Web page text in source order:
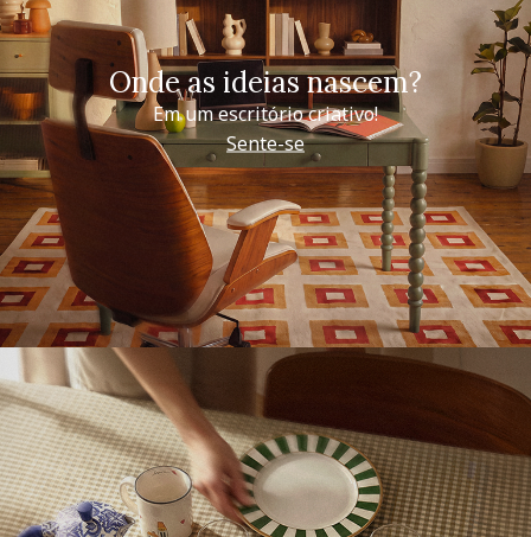
Onde as ideias nascem?
Em um escritório criativo!
Sente-se